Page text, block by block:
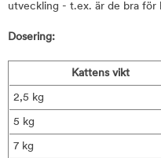
utveckling - t.ex. är de bra för
Dosering:
Kattens vikt
2,5 kg
5 kg
7 kg